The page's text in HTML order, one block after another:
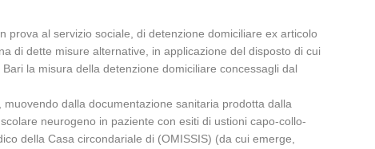
prova al servizio sociale, di detenzione domiciliare ex articolo
di dette misure alternative, in applicazione del disposto di cui
la misura della detenzione domiciliare concessagli dal
dalla documentazione sanitaria prodotta dalla
neurogeno in paziente con esiti di ustioni capo-collo-
della Casa circondariale di (OMISSIS) (da cui emerge,